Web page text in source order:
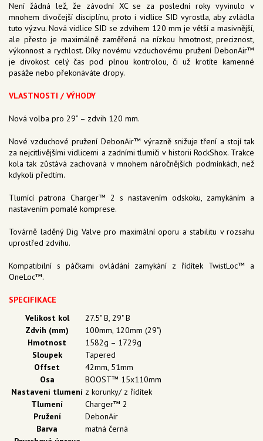
Není žádná lež, že závodní XC se za poslední roky vyvinulo v
mnohem divočejší disciplínu, proto i vidlice SID vyrostla, aby zvládla
tuto výzvu. Nová vidlice SID se zdvihem 120 mm je větší a masivnější,
ale přesto je maximálně zaměřená na nízkou hmotnost, preciznost,
výkonnost a rychlost. Díky novému vzduchovému pružení DebonAir™
je divokost celý čas pod plnou kontrolou, či už krotíte kamenné
pasáže nebo překonáváte dropy.
VLASTNOSTI / VÝHODY
Nová volba pro 29” – zdvih 120 mm.
Nové vzduchové pružení DebonAir™ výrazně snižuje tření a stojí tak
za nejcitlivějšími vidlicemi a zadními tlumiči v historii RockShox. Trakce
kola tak zůstává zachovaná v mnohem náročnějších podmínkách, než
kdykoli předtím.
Tlumící patrona Charger™ 2 s nastavením odskoku, zamykáním a
nastavením pomalé komprese.
Továrně laděný Dig Valve pro maximální oporu a stabilitu v rozsahu
uprostřed zdvihu.
Kompatibilní s páčkami ovládání zamykání z řídítek TwistLoc™ a
OneLoc™.
SPECIFIKACE
Velikost kol
27.5" B, 29" B
Zdvih (mm)
100mm, 120mm (29")
Hmotnost
1582g – 1729g
Sloupek
Tapered
Offset
42mm, 51mm
Osa
BOOST™ 15x110mm
Nastavení tlumení z korunky/ z řídítek
Tlumení
Charger™ 2
Pružení
DebonAir
Barva
matná černá